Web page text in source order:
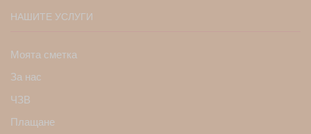
НАШИТЕ УСЛУГИ
Моята сметка
За нас
ЧЗВ
Плащане